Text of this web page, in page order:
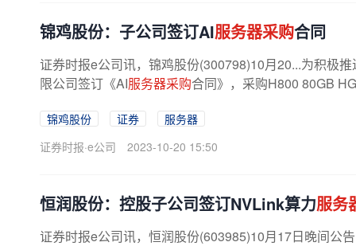
锦鸡股份：子公司签订AI服务器采购合同
证券时报e公司讯，锦鸡股份(300798)10月20...为积极
限公司签订《AI服务器采购合同》，采购H800 80GB
锦鸡股份 证券
服务器
证券时报·e公司
2023-10-20 15:50
恒润股份：控股子公司签订NVLink算力服务
证券时报e公司讯，恒润股份(603985)10月17日晚间公